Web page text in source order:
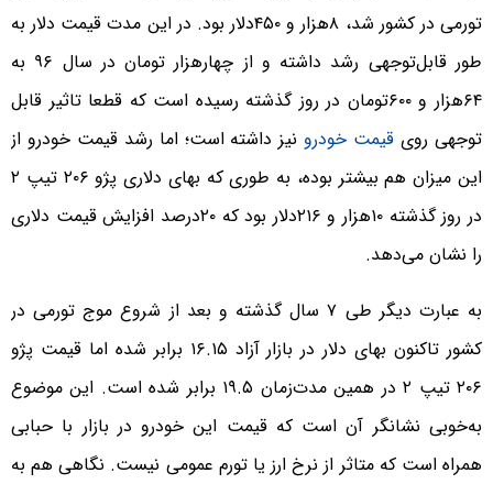
تورمی در کشور شد، ۸هزار و ۴۵۰دلار بود. در این مدت قیمت دلار به
طور قابل‌توجهی رشد داشته و از چهارهزار تومان در سال ۹۶ به
۶۴هزار و ۶۰۰تومان در روز گذشته رسیده است که قطعا تاثیر قابل
توجهی روی قیمت خودرو نیز داشته است؛ اما رشد قیمت خودرو از
این میزان هم بیشتر بوده، به طوری که بهای دلاری پژو ۲۰۶ تیپ ۲
در روز گذشته ۱۰هزار و ۲۱۶دلار بود که ۲۰درصد افزایش قیمت دلاری
را نشان می‌دهد.
به عبارت دیگر طی ۷ سال گذشته و بعد از شروع موج تورمی در
کشور تاکنون بهای دلار در بازار آزاد ۱۶.۱۵ برابر شده اما قیمت پژو
۲۰۶ تیپ ۲ در همین مدت‌زمان ۱۹.۵ برابر شده است. این موضوع
به‌خوبی نشانگر آن است که قیمت این خودرو در بازار با حبابی
همراه است که متاثر از نرخ ارز یا تورم عمومی نیست. نگاهی هم به